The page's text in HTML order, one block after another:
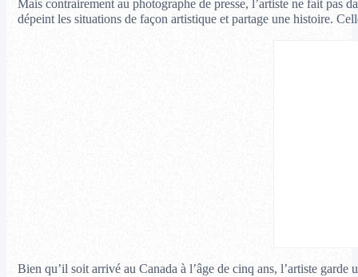
Mais contrairement au photographe de presse, l’artiste ne fait pas
dépeint les situations de façon artistique et partage une histoire.
Bien qu’il soit arrivé au Canada à l’âge de cinq ans, l’artiste